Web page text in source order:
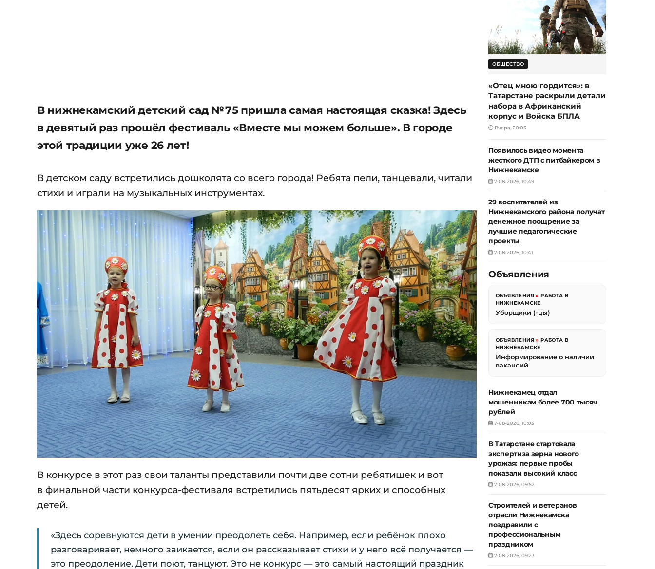
В нижнекамский детский сад № 75 пришла самая настоящая сказка! Здесь
в девятый раз прошёл фестиваль «Вместе мы можем больше». В городе
этой традиции уже 26 лет!
В детском саду встретились дошколята со всего города! Ребята пели, танцевали, читали
стихи и играли на музыкальных инструментах.
В конкурсе в этот раз свои таланты представили почти две сотни ребятишек и вот
в финальной части конкурса-фестиваля встретились пятьдесят ярких и способных
детей.
«Здесь соревнуются дети в умении преодолеть себя. Например, если ребёнок плохо
разговаривает, немного заикается, если он рассказывает стихи и у него всё получается —
это преодоление. Дети поют, танцуют. Это не конкурс — это самый настоящий праздник
ОБЩЕСТВО
«Отец мною гордится»: в
Татарстане раскрыли детали
набора в Африканский
корпус и Войска БПЛА
Вчера, 20:05
Появилось видео момента
жесткого ДТП с питбайкером в
Нижнекамске
7-08-2026, 10:49
29 воспитателей из
Нижнекамского района получат
денежное поощрение за
лучшие педагогические
проекты
7-08-2026, 10:41
Объявления
ОБЪЯВЛЕНИЯ »РАБОТА В
НИЖНЕКАМСКЕ
Уборщики (-цы)
ОБЪЯВЛЕНИЯ »РАБОТА В
НИЖНЕКАМСКЕ
Информирование о наличии
вакансий
Нижнекамец отдал
мошенникам более 700 тысяч
рублей
7-08-2026, 10:03
В Татарстане стартовала
экспертиза зерна нового
урожая: первые пробы
показали высокий класс
7-08-2026, 09:52
Строителей и ветеранов
отрасли Нижнекамска
поздравили с
профессиональным
праздником
7-08-2026, 09:23